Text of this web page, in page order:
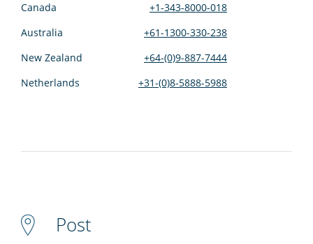
Canada
+1-343-8000-018
Australia
+61-1300-330-238
New Zealand
+64-(0)9-887-7444
Netherlands
+31-(0)8-5888-5988
Post